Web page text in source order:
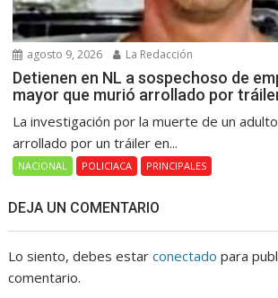
agosto 9, 2026 La Redacción
Detienen en NL a sospechoso de
mayor que murió arrollado por
La investigación por la muerte de un
arrollado por un tráiler en...
NACIONAL POLICIACA PRINCIPALES
DEJA UN COMENTARIO
Lo siento, debes estarconectado para
comentario.